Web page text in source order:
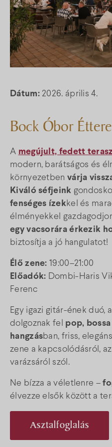
Dátum:2026. április 4.
Bock Óbor
A megújult, fedett terasz
modern, barátságos és
környezetben várja
Kiváló séfjeink
fenséges ízekkel és
élményekkel
egy vacsorára érkezik
biztosítja a jó hangulatot!
Élő zene: 19:00–21:00
Előadók: Dombi-Haris
Ferenc
Egy igazi gitár-ének duó,
dolgoznak fel pop,
hangzásban, friss,
zene a kapcsolódásról,
varázsáról szól.
Ne bízza a véletlenre –
élvezze elsők között a
Asztalfoglalás
Térkép
Gyakori
Facebook Instagram